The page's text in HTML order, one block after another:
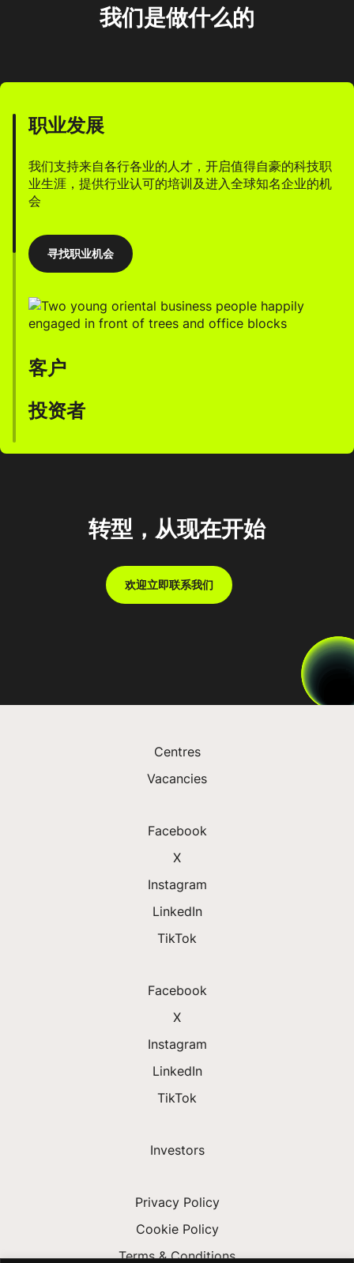
我们是做什么的
职业发展
我们支持来自各行各业的人才，开启值得自豪的科技职
业生涯，提供行业认可的培训及进入全球知名企业的机
会
寻找职业机会
客户
我们通过AI赋能的人才，助力企业加速创新、提升效
率、推动增长。
投资者
与我们合作，打造稳健而高回报的投资组合，同时践行
与FDM共创繁荣
转型，从现在开始
欢迎立即联系我们
Centres
Vacancies
Facebook
X
Instagram
LinkedIn
TikTok
Facebook
X
Instagram
LinkedIn
TikTok
Investors
Privacy Policy
Cookie Policy
Terms & Conditions